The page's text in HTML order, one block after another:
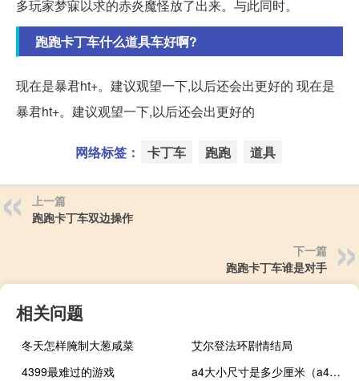
多玩家梦寐以求的赤炎魔怪放了出来。与此同时。
跑跑卡丁车什么道具车好啊?
现在是暴君ht+。建议观望一下,以后还会出更好的 现在是
暴君ht+。建议观望一下,以后还会出更好的
网络标签： 卡丁车 跑跑 道具
上一篇
跑跑卡丁车双边操作
下一篇
跑跑卡丁车谁是对手
相关问题
冬天怎样腌制大葱咸菜
艾尔登法环剧情结局
4399最难过的游戏
a4大小尺寸是多少厘米（a4大小尺寸是多少厘米）